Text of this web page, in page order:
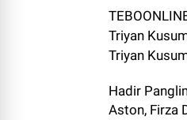
Triyan
Triyan
Hadir
Aston, Firza